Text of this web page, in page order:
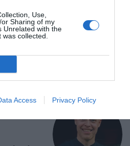
Use,
Sharing of my
Unrelated with the
collected.
Access Privacy Policy
Medel: 4.1(11
per portion:
766 kcal
05,